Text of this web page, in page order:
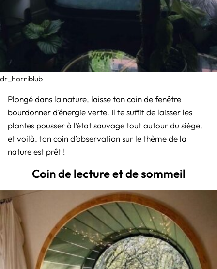
dr_horriblub
Plongé dans la nature, laisse ton coin de fenêtre
bourdonner d’énergie verte. Il te suffit de laisser les
plantes pousser à l’état sauvage tout autour du siège,
et voilà, ton coin d’observation sur le thème de la
nature est prêt !
Coin de lecture et de sommeil